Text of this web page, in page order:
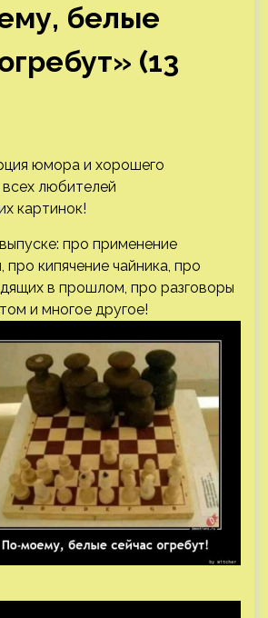
белые
(13
юмора и хорошего
любителей
картинок!
про применение
про кипячение чайника, про
в прошлом, про разговоры
и многое другое!